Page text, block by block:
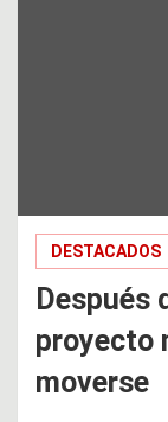
DESTACADOS
Después
proyecto
moverse